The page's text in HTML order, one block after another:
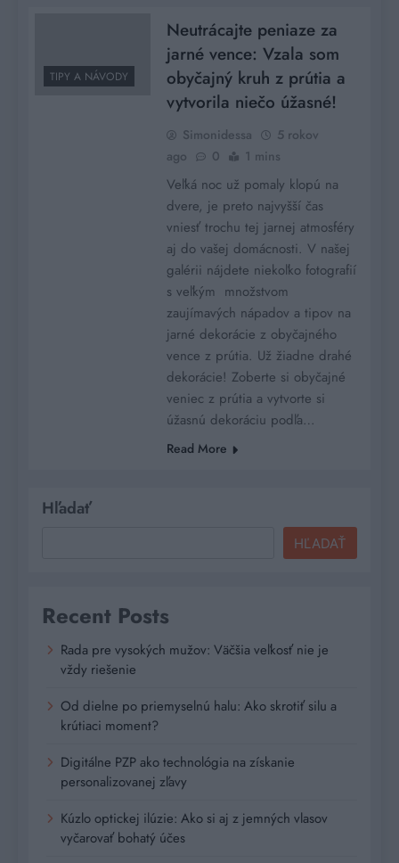
TIPY A NÁVODY
Neutrácajte peniaze za
jarné vence: Vzala som
obyčajný kruh z prútia a
vytvorila niečo úžasné!
Simonidessa
5 rokov
ago
0 1 mins
Veľká noc už pomaly klopú na
dvere, je preto najvyšší čas
vniesť trochu tej jarnej atmosféry
aj do vašej domácnosti. V našej
galérii nájdete niekoľko fotografií
s veľkým množstvom
zaujímavých nápadov a tipov na
jarné dekorácie z obyčajného
vence z prútia. Už žiadne drahé
dekorácie! Zoberte si obyčajné
veniec z prútia a vytvorte si
úžasnú dekoráciu podľa…
Read More
Hľadať
HĽADAŤ
Recent Posts
Rada pre vysokých mužov: Väčšia veľkosť nie je
vždy riešenie
Od dielne po priemyselnú halu: Ako skrotiť silu a
krútiaci moment?
Digitálne PZP ako technológia na získanie
personalizovanej zľavy
Kúzlo optickej ilúzie: Ako si aj z jemných vlasov
vyčarovať bohatý účes